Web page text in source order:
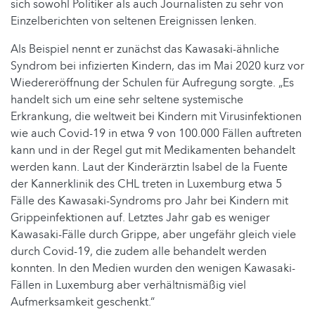
sich sowohl Politiker als auch Journalisten zu sehr von
Einzelberichten von seltenen Ereignissen lenken.
Als Beispiel nennt er zunächst das Kawasaki-ähnliche
Syndrom bei infizierten Kindern, das im Mai 2020 kurz vor
Wiedereröffnung der Schulen für Aufregung sorgte. „Es
handelt sich um eine sehr seltene systemische
Erkrankung, die weltweit bei Kindern mit Virusinfektionen
wie auch Covid-19 in etwa 9 von 100.000 Fällen auftreten
kann und in der Regel gut mit Medikamenten behandelt
werden kann. Laut der Kinderärztin Isabel de la Fuente
der Kannerklinik des CHL treten in Luxemburg etwa 5
Fälle des Kawasaki-Syndroms pro Jahr bei Kindern mit
Grippeinfektionen auf. Letztes Jahr gab es weniger
Kawasaki-Fälle durch Grippe, aber ungefähr gleich viele
durch Covid-19, die zudem alle behandelt werden
konnten. In den Medien wurden den wenigen Kawasaki-
Fällen in Luxemburg aber verhältnismäßig viel
Aufmerksamkeit geschenkt.“